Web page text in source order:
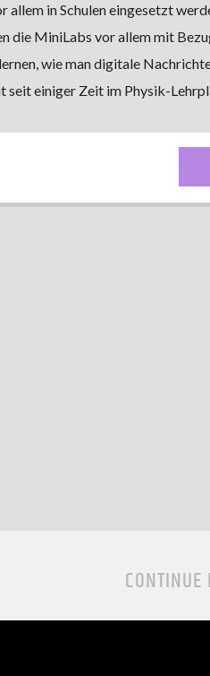
in Schulen eingesetzt
die MiniLabs vor allem mit
wie man digitale
einiger Zeit im Physik-
CONTINUE